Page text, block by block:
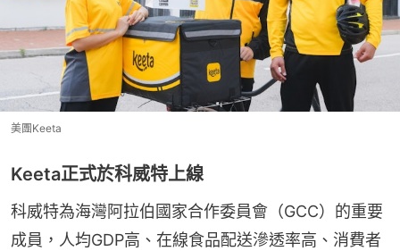
美團Keeta
Keeta正式於科威特上線
科威特為海灣阿拉伯國家合作委員會（GCC）的重要
成員，人均GDP高、在線食品配送滲透率高、消費者